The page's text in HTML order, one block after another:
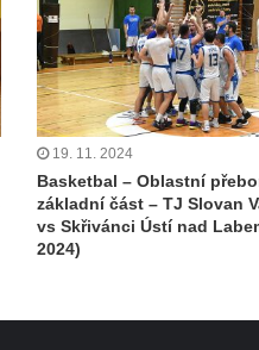
19. 11. 2024
Basketbal – Oblastní
základní část – TJ Slovan
vs Skřivánci Ústí nad
2024)